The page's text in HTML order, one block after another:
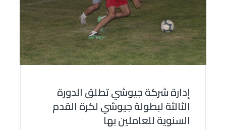
إدارة شركة جيوشي تطلق الدورة
الثالثة لبطولة جيوشي لكرة القدم
السنوية للعاملين بها